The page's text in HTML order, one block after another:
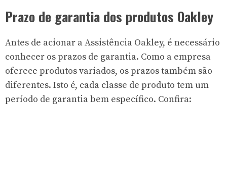
Prazo de garantia dos produtos Oakley
Antes de acionar a Assistência Oakley, é necessário
conhecer os prazos de garantia. Como a empresa
oferece produtos variados, os prazos também são
diferentes. Isto é, cada classe de produto tem um
período de garantia bem específico. Confira: